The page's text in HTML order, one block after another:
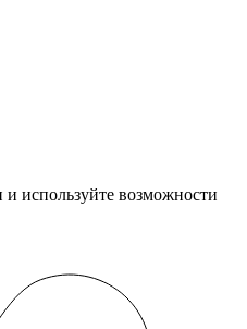
используйте возможности